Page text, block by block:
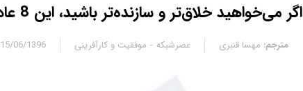
اگر می‌خواهید خلاق‌تر و سازنده‌تر باشید، این 8 عادت بد را کنار بگذارید
15/06/1396 - 10:30 مترجم: مهسا قنبری عصرشبکه موفقیت و کارآفرینی